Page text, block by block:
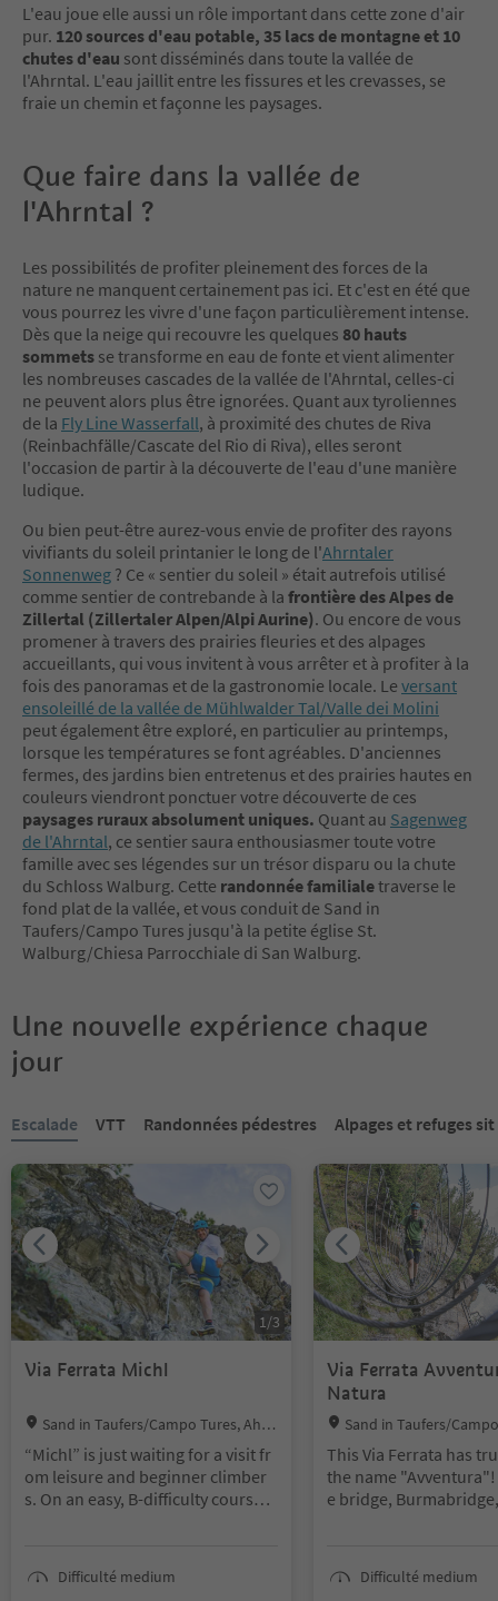
L'eau joue elle aussi un rôle important dans cette zone d'air
pur. 120 sources d'eau potable, 35 lacs de montagne et 10
chutes d'eau sont disséminés dans toute la vallée de
l'Ahrntal. L'eau jaillit entre les fissures et les crevasses, se
fraie un chemin et façonne les paysages.
Que faire dans la vallée de
l'Ahrntal ?
Les possibilités de profiter pleinement des forces de la
nature ne manquent certainement pas ici. Et c'est en été que
vous pourrez les vivre d'une façon particulièrement intense.
Dès que la neige qui recouvre les quelques 80 hauts
sommets se transforme en eau de fonte et vient alimenter
les nombreuses cascades de la vallée de l'Ahrntal, celles-ci
ne peuvent alors plus être ignorées. Quant aux tyroliennes
de la Fly Line Wasserfall, à proximité des chutes de Riva
(Reinbachfälle/Cascate del Rio di Riva), elles seront
l'occasion de partir à la découverte de l'eau d'une manière
ludique.
Ou bien peut-être aurez-vous envie de profiter des rayons
vivifiants du soleil printanier le long de l'Ahrntaler
Sonnenweg ? Ce « sentier du soleil » était autrefois utilisé
comme sentier de contrebande à la frontière des Alpes de
Zillertal (Zillertaler Alpen/Alpi Aurine). Ou encore de vous
promener à travers des prairies fleuries et des alpages
accueillants, qui vous invitent à vous arrêter et à profiter à la
fois des panoramas et de la gastronomie locale. Le versant
ensoleillé de la vallée de Mühlwalder Tal/Valle dei Molini
peut également être exploré, en particulier au printemps,
lorsque les températures se font agréables. D'anciennes
fermes, des jardins bien entretenus et des prairies hautes en
couleurs viendront ponctuer votre découverte de ces
paysages ruraux absolument uniques. Quant au Sagenweg
de l'Ahrntal, ce sentier saura enthousiasmer toute votre
famille avec ses légendes sur un trésor disparu ou la chute
du Schloss Walburg. Cette randonnée familialetraverse le
fond plat de la vallée, et vous conduit de Sand in
Taufers/Campo Tures jusqu'à la petite église St.
Walburg/Chiesa Parrocchiale di San Walburg.
Une nouvelle expérience chaque
jour
Vous êtes sur un curseur à onglets. Sélectionnez un onglet
Escalade VTT Randonnées pédestres Alpages et refuges
1 /3
Via Ferrata Michl
Location:
Sand in Taufers/Campo Tures, Ahrn
“Michl” is just waiting for a visit fr
om leisure and beginner climber
s. On an easy, B-difficulty course, i
head for heights. After a little over
hang, climbers pull themselves ov
Difficulté medium
Via Ferrata
Natura
Location:
Sand in Taufers/
This Via Ferrata has
the name
e bridge,
w Via Ferrata at
utifully laid out, with
Start/finish point:
Speikboden Alm at
Difficulté medium